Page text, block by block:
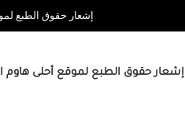
إشعار حقوق الطبع
إشعار حقوق الطبع لموقع أحلى هاوم